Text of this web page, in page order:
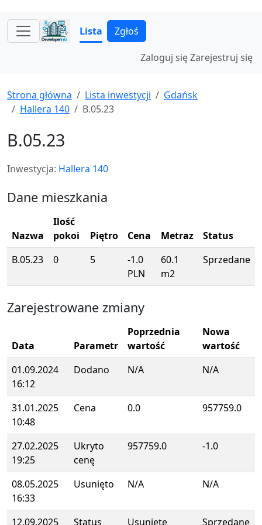
Lista Zgłoś
Zaloguj sięZarejestruj się
Strona główna Lista inwestycji
Gdańsk
Hallera 140
B.05.23
B.05.23
Inwestycja: Hallera 140
Dane mieszkania
Nazwa
Ilość
pokoi
Piętro Cena Metraz
Status
B.05.23
0 5
-1.0
PLN
60.1
m2
Sprzedane
Zarejestrowane zmiany
Data Parametr
Poprzednia
wartość
Nowa
wartość
01.09.2024
16:12
Dodano N/A N/A
31.01.2025
10:48
Cena 0.0 957759.0
27.02.2025
19:25
Ukryto
cenę
957759.0 -1.0
08.05.2025
16:33
Usunięto N/A N/A
12.09.2025 Status Usunięte Sprzedane